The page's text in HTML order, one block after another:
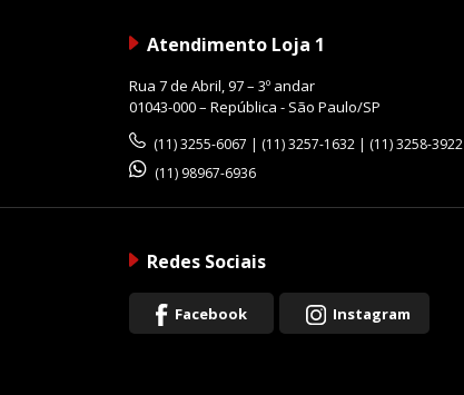
Atendimento Loja 1
Rua 7 de Abril, 97 – 3º andar
01043-000 – República - São Paulo/SP
(11) 3255-6067 | (11) 3257-1632 | (11) 3258-3922
(11) 98967-6936
Redes Sociais
Facebook Instagram